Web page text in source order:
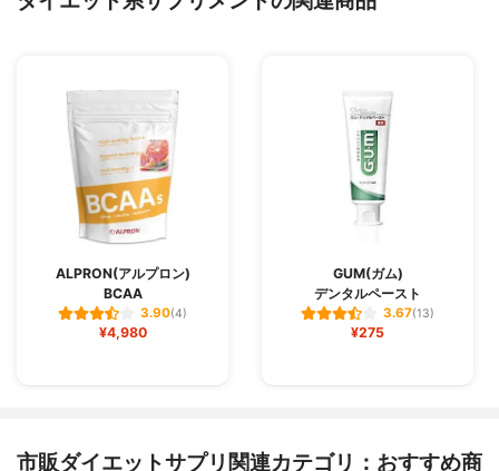
ALPRON(アルプロン)
BCAA
3.90(4)
¥4,980
GUM(ガム)
デンタルペースト
3.67(13)
¥275
市販ダイエットサプリ関連カテゴリ：おすすめ商